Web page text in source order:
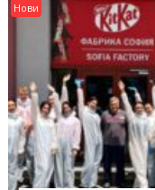
Нови